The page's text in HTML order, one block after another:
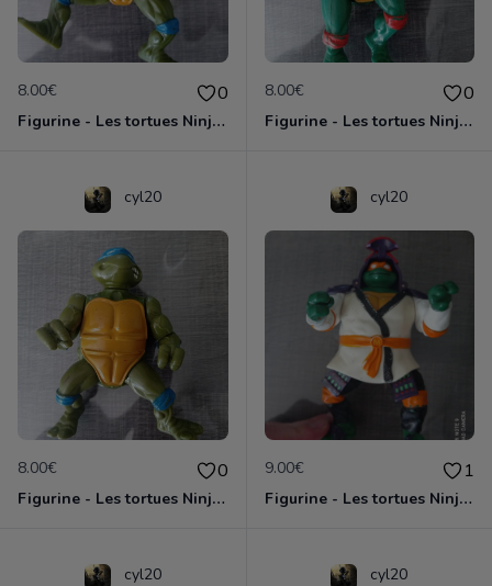
8.00€ 0
Figurine - Les tortues Ninja - Leonardo
8.00€ 0
Figurine - Les tortues Ninja - Michaelangelo
cyl20
8.00€ 0
Figurine - Les tortues Ninja - Leonardo
cyl20
9.00€ 1
Figurine - Les tortues Ninja - Michelangelo
cyl20 cyl20